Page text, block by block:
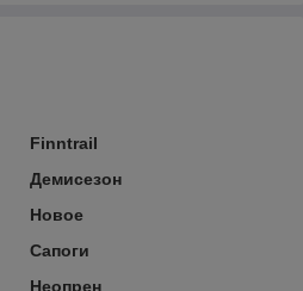
Finntrail
Демисезон
Новое
Сапоги
Неопрен